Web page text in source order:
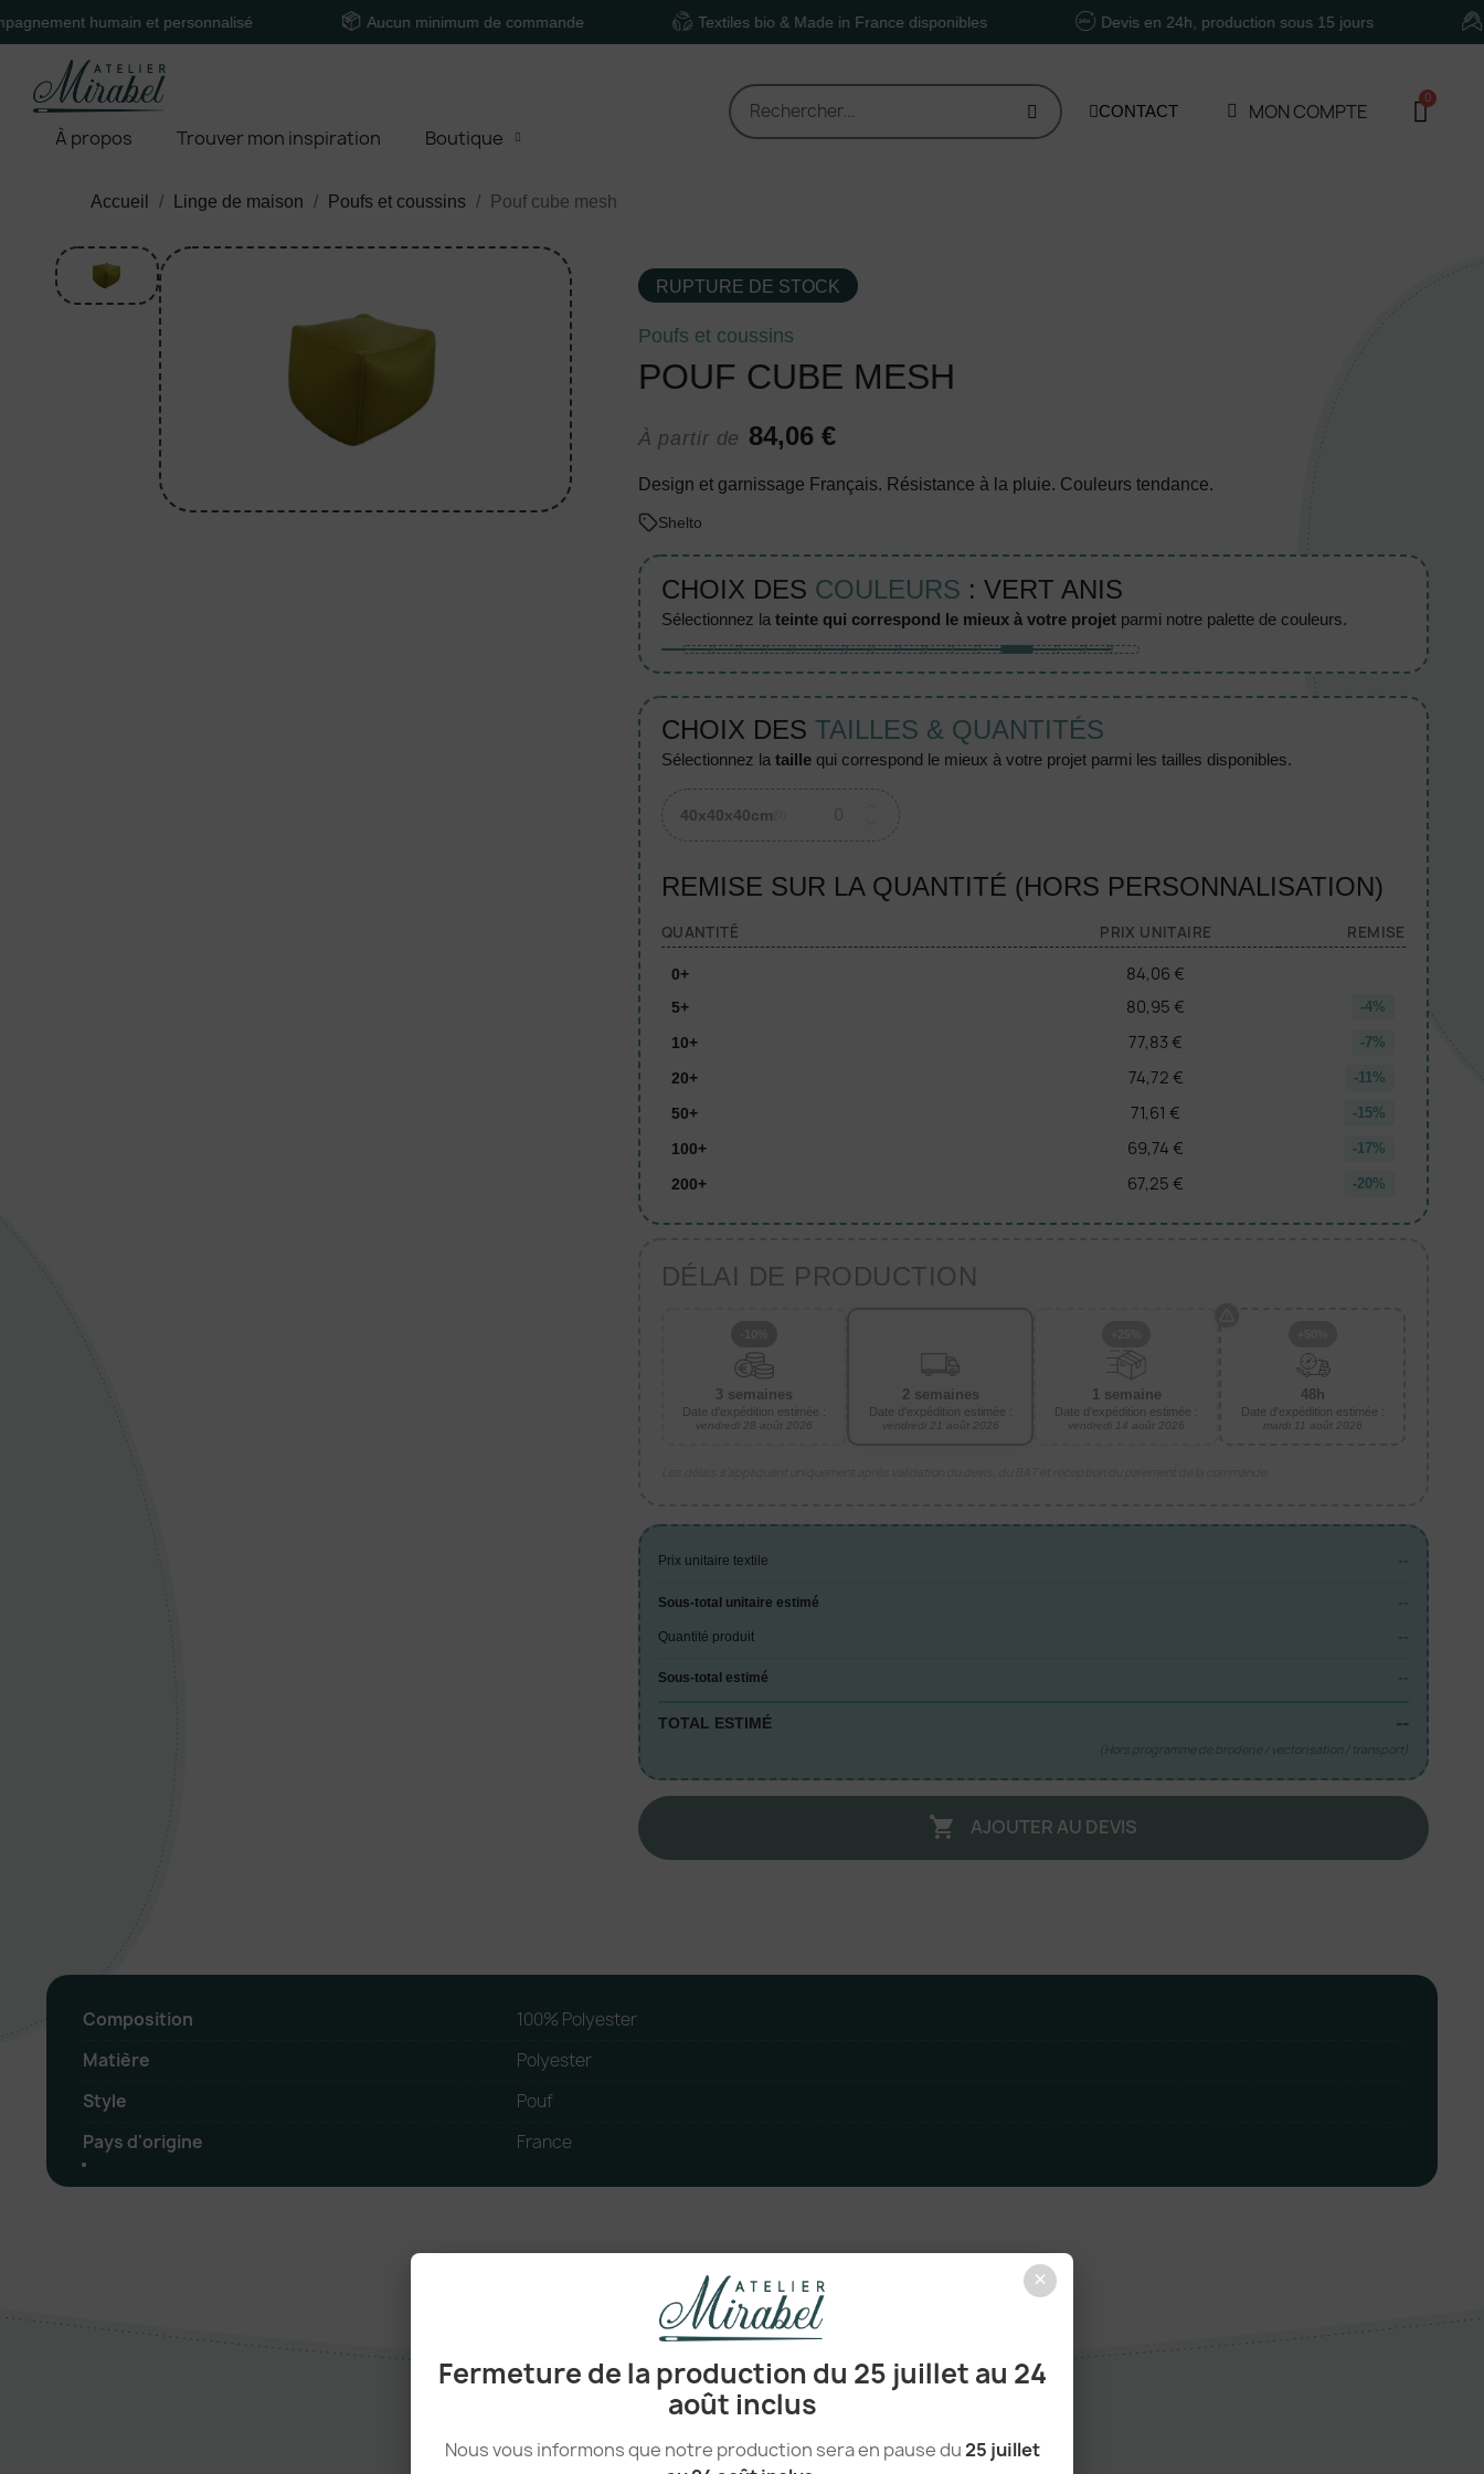
×
Fermeture de la production du 25 juillet au 24
août inclus
Nous vous informons que notre production sera en pause du25 juillet
humain et personnalisé Aucun minimum de commande Textiles bio & Made in France disponibles Devis en 24h, production sous 15 jours Un
À propos Trouver mon inspiration Boutique
CONTACT MON COMPTE
Accueil Linge de maison Poufs et coussins Pouf cube mesh
RUPTURE DE STOCK
Poufs et coussins
POUF CUBE MESH
À partir de 84,06 €
Design et garnissage Français. Résistance à la pluie. Couleurs tendance.
Shelto
CHOIX DES COULEURS : VERT ANIS
sélectionnez la teinte qui correspond le mieux à votre projetparmi notre palette de couleurs.
CHOIX DES TAILLES & QUANTITÉS
sélectionnez la taillequi correspond le mieux à votre projet parmi les tailles disponibles.
40x40x40cm
REMISE SUR LA QUANTITÉ (HORS PERSONNALISATION)
QUANTITÉ PRIX UNITAIRE REMISE
0+ 84,06 €
5+ 80,95 € -4%
10+ 77,83 € -7%
20+ 74,72 € -11%
50+ 71,61 € -15%
100+ 69,74 € -17%
200+ 67,25 € -20%
DÉLAI DE PRODUCTION
3 semaines
Date d'expédition estimée :
vendredi 28 août 2026
2 semaines
Date d'expédition estimée :
vendredi 21 août 2026
1 semaine
Date d'expédition estimée :
vendredi 14 août 2026
48h
Date d'expédition estimée :
mardi 11 août 2026
Prix unitaire textile --
Sous-total unitaire estimé --
Quantité produit --
Sous-total estimé --
TOTAL ESTIMÉ --
(Hors programme de broderie / vectorisation / transport)
 AJOUTER AU DEVIS
Composition
100% Polyester
Matière
Polyester
Style
Pouf
Pays d'origine
France